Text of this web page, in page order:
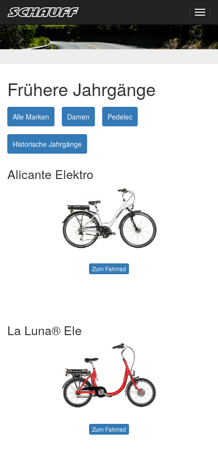
Frühere Jahrgänge
Alle Marken Damen Pedelec
Historische Jahrgänge
Alicante Elektro
Zum Fahrrad
La Luna® Ele
Zum Fahrrad